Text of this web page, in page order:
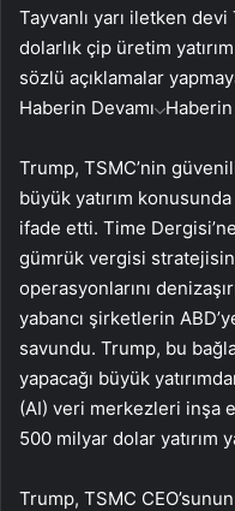
Tayvanlı yarı iletken devi
dolarlık çip üretim
sözlü açıklamalar
Haberin Devamı Haberin
Trump, TSMC’nin
büyük yatırım
ifade etti. Time
gümrük vergisi
operasyonlarını
yabancı şirketlerin
savundu. Trump, bu
yapacağı büyük
(AI) veri merkezleri inşa
500 milyar dolar yatırım
Trump, TSMC